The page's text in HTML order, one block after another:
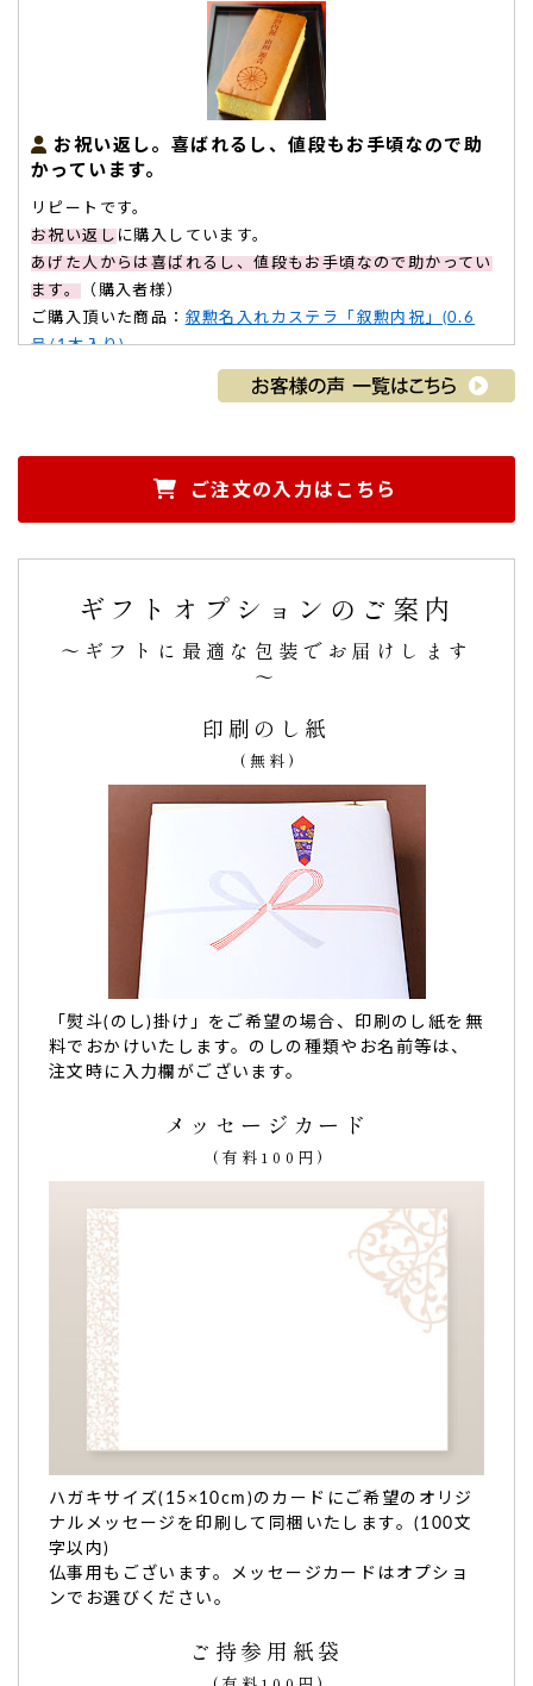
お祝い返し。喜ばれるし、値段もお手頃なので助
かっています。
リピートです。
お祝い返し に購入しています。
あげた人からは喜ばれるし、値段もお手頃なので助かってい
ます。
（購入者様）
ご購入頂いた商品： 叙勲名入れカステラ「叙勲内祝」(0.6
号/1本入り)
した。
内祝いで注文させて頂きました。
しかったとタブルで喜んでくれて文の菓さんに頼んで良かっ
久しぶりに美味しいカステラを頂きました、との
お言葉も頂き…
この度は大変お世話になりました。
こちらのショップさんは
とても丁寧で、細かくお知らせ頂き
安心でした。
贈り先の方のお名前の文字に入力できない文字があったので
すが、それもきちんと対応して頂きとても良かった
き、こちらの商品にして良かった
なと思います。（購入者
出産の内祝いに。オリジナルの名前入りは喜ばれ
ます！
出産の内祝いに。
親戚からの出産のお祝いの内祝い返しに利用させていただき
ました。
カステラとお茶をお返しに選びました。
とても喜んでいただけました
オリジナルの名前入りは喜ばれます！
ご注文の入力はこちら
ギフトオプションのご案内
～ギフトに最適な包装でお届けします
～
印刷のし紙
(無料)
「熨斗(のし)掛け」をご希望の場合、印刷のし紙を無
料でおかけいたします。のしの種類やお名前等は、
注文時に入力欄がございます。
メッセージカード
(有料100円)
ハガキサイズ(15×10cm)のカードにご希望のオリジ
ナルメッセージを印刷して同梱いたします。(100文
字以内)
仏事用もございます。メッセージカードはオプショ
ンでお選びください。
ご持参用紙袋